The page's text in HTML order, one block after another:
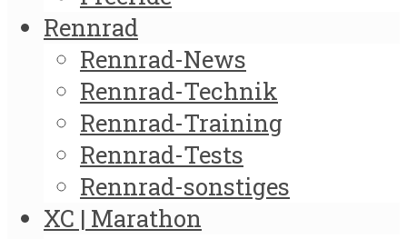
Rennrad
Rennrad-News
Rennrad-Technik
Rennrad-Training
Rennrad-Tests
Rennrad-sonstiges
XC | Marathon